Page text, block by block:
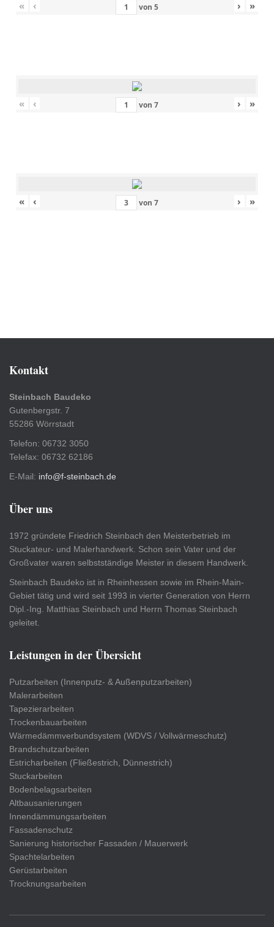
« ‹ von 5 › »
« ‹ von 7 › »
« ‹ von 7 › »
Kontakt
Steinbach Baudeko
Gutenbergstr. 7
55286 Wörrstadt
Telefon: 06732 3050
Telefax: 06732 62186
E-Mail: info@f-steinbach.de
Über uns
1972 gründete Friedrich Steinbach den Meisterbetrieb im
Stuckateur- und Malerhandwerk. Schon sein Vater und der
Großvater waren selbstständige Meister in diesem Handwerk.
Steinbach Baudeko ist in Rheinhessen sowie im Rhein-Main-
Gebiet tätig und wird seit 1993 in vierter Generation von Herrn
Dipl.-Ing. Matthias Steinbach und Herrn Thomas Steinbach
geleitet.
Leistungen in der Übersicht
Putzarbeiten (Innenputz- & Außenputzarbeiten)
Malerarbeiten
Tapezierarbeiten
Trockenbauarbeiten
Wärmedämmverbundsystem (WDVS / Vollwärmeschutz)
Brandschutzarbeiten
Estricharbeiten (Fließestrich, Dünnestrich)
Stuckarbeiten
Bodenbelagsarbeiten
Altbausanierungen
Innendämmungsarbeiten
Fassadenschutz
Sanierung historischer Fassaden / Mauerwerk
Spachtelarbeiten
Gerüstarbeiten
Trocknungsarbeiten